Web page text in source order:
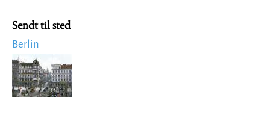
Sendt til sted
Berlin
Image